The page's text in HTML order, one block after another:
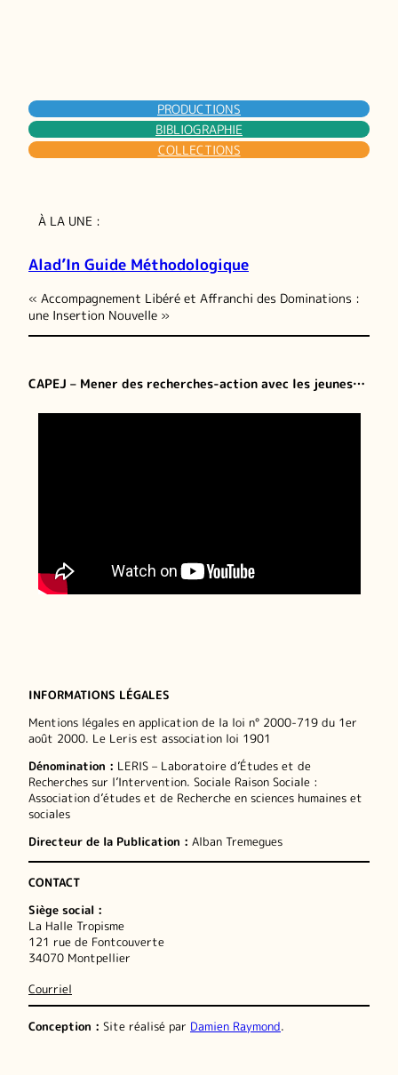
PRODUCTIONS
BIBLIOGRAPHIE
COLLECTIONS
À LA UNE :
Alad’In Guide Méthodologique
« Accompagnement Libéré et Affranchi des Dominations :
une Insertion Nouvelle »
CAPEJ – Mener des recherches-action avec les jeunes…
INFORMATIONS LÉGALES
Mentions légales en application de la loi n° 2000-719 du 1er
août 2000. Le Leris est association loi 1901
Dénomination : LERIS – Laboratoire d’Études et de
Recherches sur l’Intervention. Sociale Raison Sociale :
Association d’études et de Recherche en sciences humaines et
sociales
Directeur de la Publication : Alban Tremegues
CONTACT
Siège social :
La Halle Tropisme
121 rue de Fontcouverte
34070 Montpellier
Courriel
Conception : Site réalisé par Damien Raymond.